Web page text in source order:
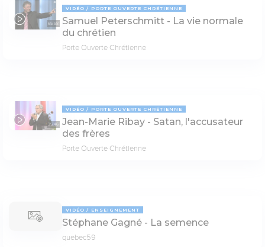
65:58
VIDÉO PORTE OUVERTE CHRÉTIENNE
Samuel Peterschmitt - La vie normale
du chrétien
Porte Ouverte Chrétienne
35:46
VIDÉO PORTE OUVERTE CHRÉTIENNE
Jean-Marie Ribay - Satan, l'accusateur
des frères
Porte Ouverte Chrétienne
VIDÉO ENSEIGNEMENT
Stéphane Gagné - La semence
quebec59